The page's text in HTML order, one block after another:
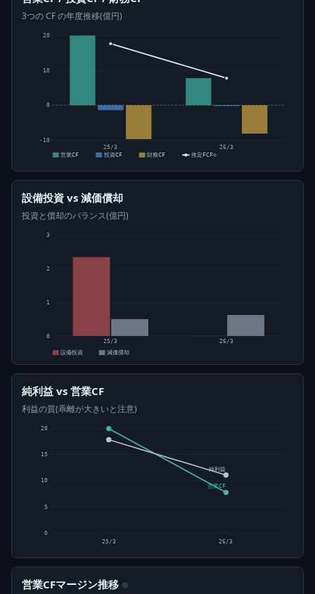
3つの CF の年度推移(億円)
-10
0
10
20
25/3
26/3
営業CF
投資CF 財務CF 推定FCF⊙
設備投資 vs 減価償却
投資と償却のバランス(億円)
0
1
2
3
25/3
26/3
設備投資
減価償却
純利益 vs 営業CF
利益の質(乖離が大きいと注意)
0
5
10
15
20
営業CF
純利益
25/3 26/3
営業CFマージン推移 ⊙